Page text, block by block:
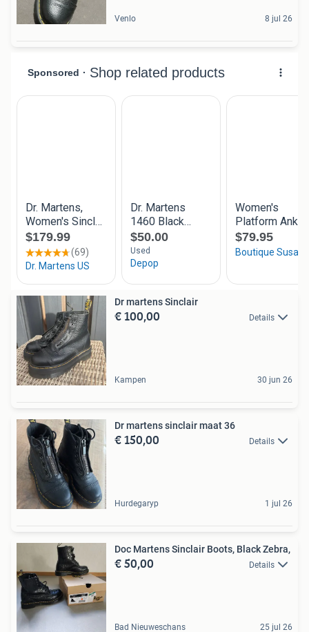
Venlo 8 jul 26
Dr martens Sinclair
€ 100,00 Details
Kampen 30 jun 26
Dr martens sinclair maat 36
€ 150,00 Details
Hurdegaryp 1 jul 26
Doc Martens Sinclair Boots, Black Zebra,
€ 50,00 Details
Bad Nieuweschans 25 jul 26